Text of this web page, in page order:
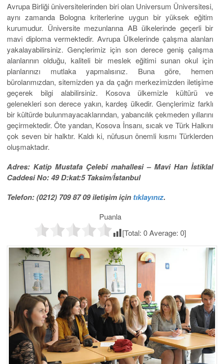
Avrupa Birliği üniversitelerinden biri olan Universum Üniversitesi,
aynı zamanda Bologna kriterlerine uygun bir yüksek eğitim
kurumudur. Üniversite mezunlarına AB ülkelerinde geçerli bir
mavi diploma vermektedir. Avrupa Ülkelerinde çalışma alanları
yakalayabilirsiniz. Gençlerimiz için son derece geniş çalışma
alanlarının olduğu, kaliteli bir meslek eğitimi sunan okul için
planlarınızı mutlaka yapmalısınız. Buna göre, hemen
bürolarımızdan, sitemizden ya da çağrı merkezimizden iletişime
geçerek bilgi alabilirsiniz. Kosova ülkemizle kültürü ve
gelenekleri son derece yakın, kardeş ülkedir. Gençlerimiz farklı
bir kültürde bulunmayacaklarından, yabancılık çekmeden yıllarını
geçirmektedir. Öte yandan, Kosova İnsanı, sıcak ve Türk Halkını
çok seven bir halktır. Kaldı ki, nüfusun önemli kısmı Türklerden
oluşmaktadır.
Adres: Katip Mustafa Çelebi mahallesi – Mavi Han İstiklal
Caddesi No: 49 D:kat:5 Taksim/İstanbul
Telefon: (0212) 709 87 09 iletişim için tıklayınız.
Puanla
[Total: 0Average: 0]